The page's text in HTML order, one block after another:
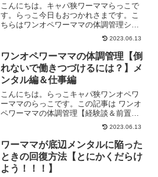
こんにちは。キャパ狭ワーママらっこで
す。らっこ今日もおつかれさまです。こ
ちらはワンオペワーママの体調管理シリ
ーズの3つ目です。前に書いた記事はこち
ら↓です。１：ワンオペワーママの体調管
理【経験談＆前置き編】２：ワンオペワ
ーママの体調管理【メ...
2023.06.13
ワンオペワーママの体調管理【倒
れないで働きつづけるには？】メ
ンタル編＆仕事編
こんにちは。らっこキャパ狭ワンオペワ
ーママのらっこです。この記事は ワンオ
ペワーママの体調管理【経験談＆前置き
編】 の続きです。それではさっそくワン
オペワーママが倒れないために、どのよ
うに体調管理に気を遣うのがよいかを書
いていきたいと思いま...
2023.06.13
ワーママが底辺メンタルに陥った
ときの回復方法【とにかくだらけ
よう！！！】